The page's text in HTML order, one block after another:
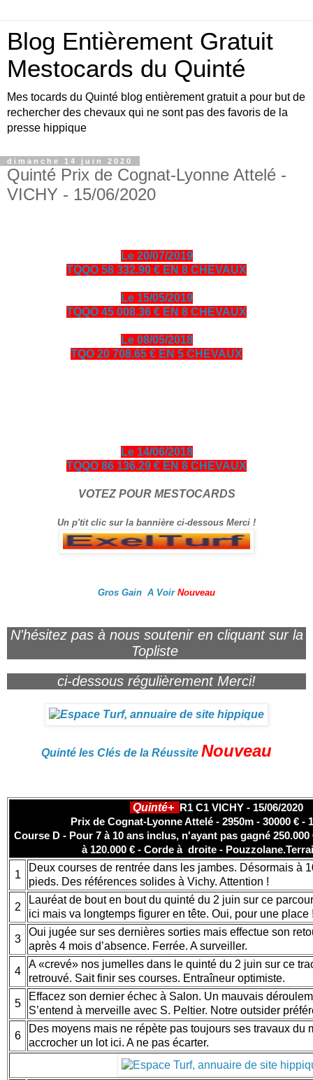
Blog Entièrement Gratuit
Mestocards du Quinté
Mes tocards du Quinté blog entièrement gratuit a pour but de
rechercher des chevaux qui ne sont pas des favoris de la
presse hippique
dimanche 14 juin 2020
Quinté Prix de Cognat-Lyonne Attelé -
VICHY - 15/06/2020
Le 20/07/2019
TQQO 58 332.90 € EN 8 CHEVAUX
Le 15/05/2019
TQQO 45 008.36 € EN 8 CHEVAUX
Le 08/05/2018
TQO 20 708.65 € EN 5 CHEVAUX
Le 14/06/2018
TQQO 86 136.29 € EN 8 CHEVAUX
VOTEZ POUR MESTOCARDS
Un p'tit clic sur la bannière ci-dessous Merci !
Gros Gain A Voir Nouveau
N'hésitez pas à nous soutenir en cliquant sur la
Topliste
ci-dessous régulièrement Merci!
Quinté les Clés de la Réussite Nouveau
Quinté+ R1 C1 VICHY - 15/06/2020
Prix de Cognat-Lyonne Attelé - 2950m - 30000 € -
Course D - Pour 7 à 10 ans inclus, n'ayant pas gagné
à 120.000 € - Corde à droite - Pouzzolane.
1
Deux courses de rentrée dans les jambes. Désormais à
pieds. Des références solides à Vichy. Attention !
2
Lauréat de bout en bout du quinté du 2 juin sur ce
ici mais va longtemps figurer en tête. Oui, pour une place
3
Oui jugée sur ses dernières sorties mais effectue son
après 4 mois d’absence. Ferrée. A surveiller.
4
A «crevé» nos jumelles dans le quinté du 2 juin sur ce
retrouvé. Sait finir ses courses. Entraîneur optimiste.
5
Effacez son dernier échec à Salon. Un mauvais
S’entend à merveille avec S. Peltier. Notre outsider
6
Des moyens mais ne répète pas toujours ses travaux du
accrocher un lot ici. A ne pas écarter.